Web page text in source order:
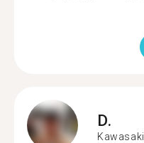
D.
Kawasaki